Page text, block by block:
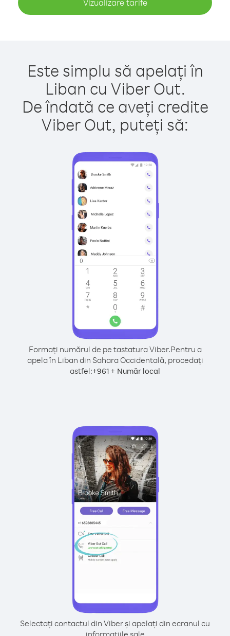
Vizualizare tarife
Este simplu să apelați în
Liban cu Viber Out.
De îndată ce aveți credite
Viber Out, puteți să:
Formați numărul de pe tastatura Viber.Pentru a
apela în Liban din Sahara Occidentală, procedați
astfel:+961 + Număr local
Selectați contactul din Viber și apelați din ecranul cu
informațiile sale